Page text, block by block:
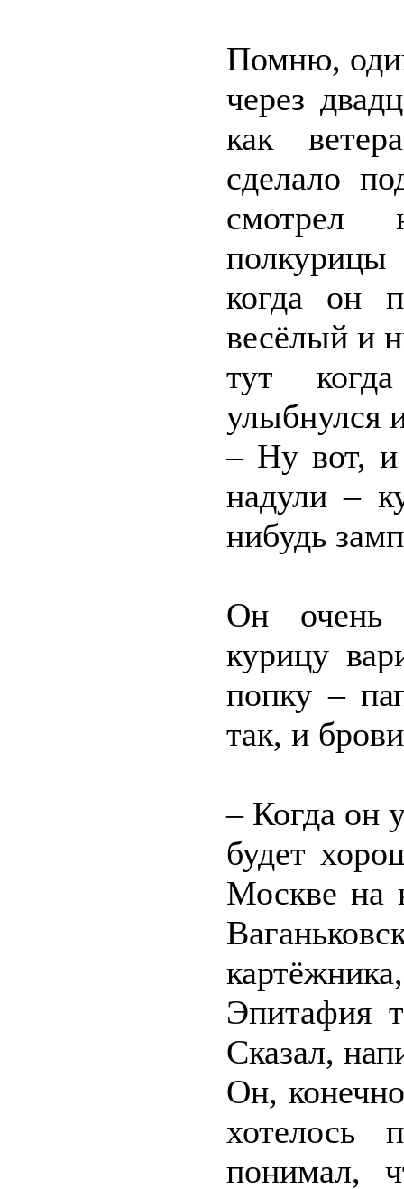
Помню,
через
как
сделало
смотрел
когда он
весёлый и
тут
улыбнулся
– Ну вот, и
надули –
нибудь
Он очень
курицу
попку –
так, и
– Когда он
будет
Москве на
Эпитафия
Сказал,
Он,
хотелось
понимал,